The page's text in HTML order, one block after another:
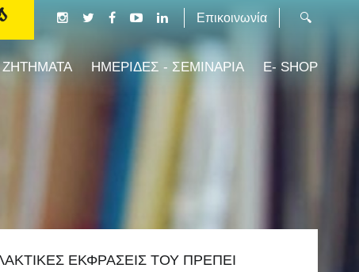
Επικοινωνία
ΖΗΤΗΜΑΤΑ ΗΜΕΡΙΔΕΣ - ΣΕΜΙΝΑΡΙΑ E- SHOP
ΕΚΦΡΑΣΕΙΣ ΤΟΥ ΠΡΕΠΕΙ